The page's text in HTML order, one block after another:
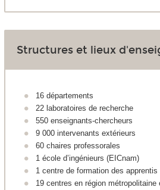
Structures et lieux
16 départements
22 laboratoires de recherche
550 enseignants-chercheurs
9 000 intervenants extérieurs
60 chaires professorales
1 école d’ingénieurs (EICnam)
1 centre de formation des apprentis
19 centres en région métropolitaine